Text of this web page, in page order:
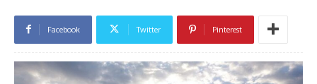
Facebook Twitter Pinterest